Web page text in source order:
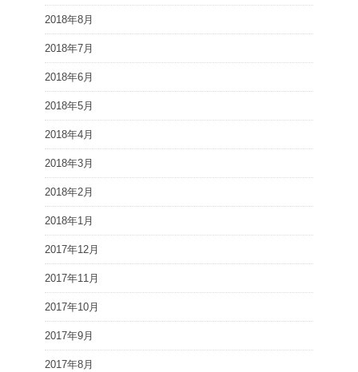
2018年8月
2018年7月
2018年6月
2018年5月
2018年4月
2018年3月
2018年2月
2018年1月
2017年12月
2017年11月
2017年10月
2017年9月
2017年8月